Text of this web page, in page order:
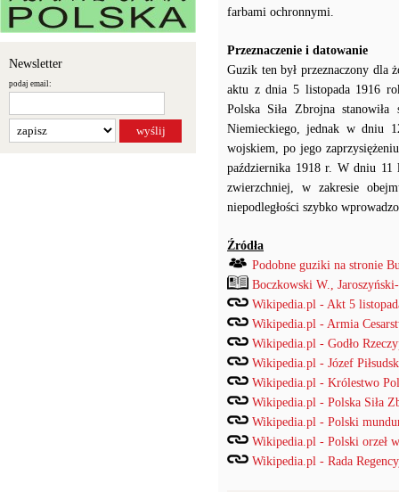
Newsletter
podaj email:
farbami ochronnymi.
Przeznaczenie i datowanie
Guzik ten był przeznaczony dla
aktu z dnia 5 listopada 1916
Polska Siła Zbrojna stanowiła
Niemieckiego, jednak w dniu
wojskiem, po jego
października 1918 r. W dniu 11
zwierzchniej, w zakresie
niepodległości szybko
Źródła
Podobne guziki na stronie
Boczkowski W.,
Wikipedia.pl - Akt 5
Wikipedia.pl - Armia
Wikipedia.pl - Godło
Wikipedia.pl - Józef
Wikipedia.pl - Królestwo
Wikipedia.pl - Polska Siła
Wikipedia.pl - Polski
Wikipedia.pl - Polski orzeł
Wikipedia.pl - Rada